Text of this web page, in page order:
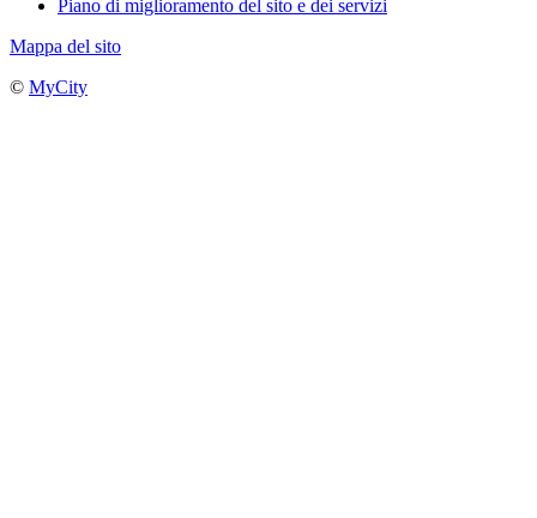
Piano di miglioramento del sito e dei servizi
Mappa del sito
© MyCity